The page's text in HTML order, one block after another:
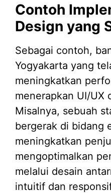
Contoh
Design yang
Sebagai contoh,
Yogyakarta yang
meningkatkan
menerapkan UI/UX
Misalnya, sebuah
bergerak di bidang
meningkatkan
mengoptimalkan
melalui desain
intuitif dan